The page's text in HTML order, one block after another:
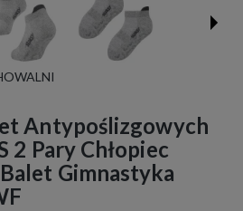
Antypoślizgowych
2 Pary Chłopiec
Gimnastyka